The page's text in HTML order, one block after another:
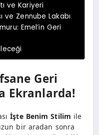
ve Kariyeri
ve Zennube Lakabı
Emel’in Geri
Geri
Ekranlarda!
İşte Benim Stilim ile
bir aradan sonra